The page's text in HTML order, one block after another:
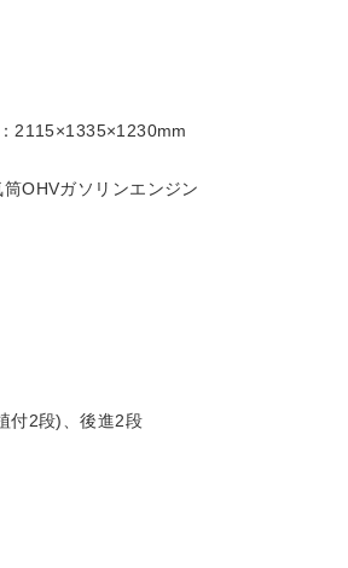
2115×1335×1230mm
OHVガソリンエンジン
付2段)、後進2段